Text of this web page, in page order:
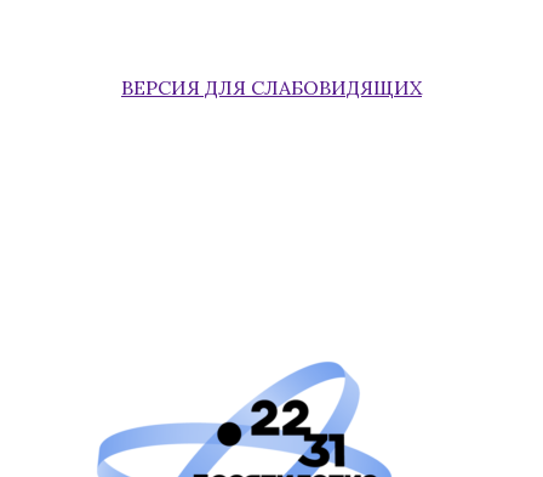
ВЕРСИЯ ДЛЯ СЛАБОВИДЯЩИХ